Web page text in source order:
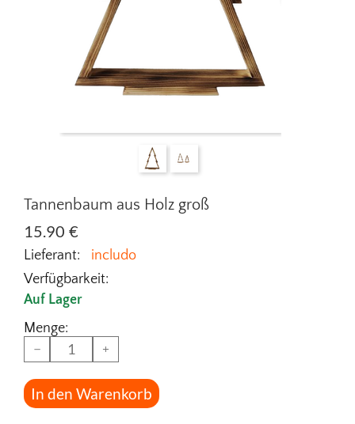
Tannenbaum aus Holz groß
15.90 €
Lieferant:
includo
Verfügbarkeit:
Auf Lager
Menge:
−
+
In den Warenkorb